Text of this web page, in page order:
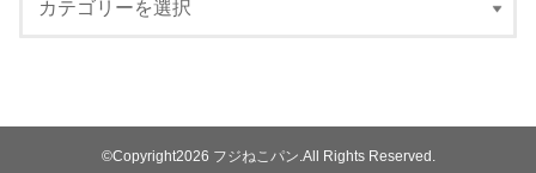
©Copyright2026 フジねこパン .All Rights Reserved.